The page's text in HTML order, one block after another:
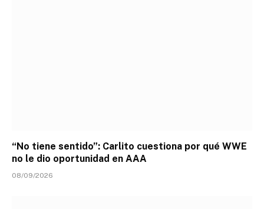
“No tiene sentido”: Carlito cuestiona por qué WWE
no le dio oportunidad en AAA
08/09/2026